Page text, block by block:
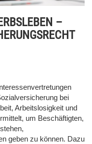
–
bei
Arbeitslosigkeit und
um Beschäftigten,
geben zu können. Dazu